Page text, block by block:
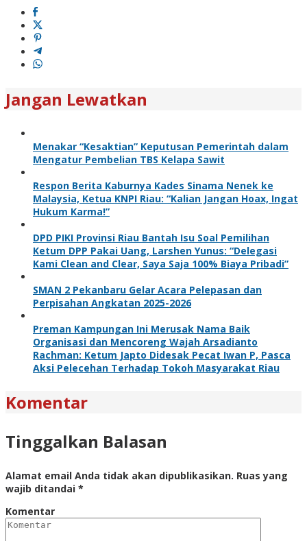
Jangan Lewatkan
Menakar “Kesaktian” Keputusan Pemerintah dalam
Mengatur Pembelian TBS Kelapa Sawit
Respon Berita Kaburnya Kades Sinama Nenek ke
Malaysia, Ketua KNPI Riau: “Kalian Jangan Hoax, Ingat
Hukum Karma!”
DPD PIKI Provinsi Riau Bantah Isu Soal Pemilihan
Ketum DPP Pakai Uang, Larshen Yunus: “Delegasi
Kami Clean and Clear, Saya Saja 100% Biaya Pribadi”
SMAN 2 Pekanbaru Gelar Acara Pelepasan dan
Perpisahan Angkatan 2025-2026
Preman Kampungan Ini Merusak Nama Baik
Organisasi dan Mencoreng Wajah Arsadianto
Rachman: Ketum Japto Didesak Pecat Iwan P, Pasca
Aksi Pelecehan Terhadap Tokoh Masyarakat Riau
Komentar
Tinggalkan Balasan
Alamat email Anda tidak akan dipublikasikan. Ruas yang
wajib ditandai *
Komentar